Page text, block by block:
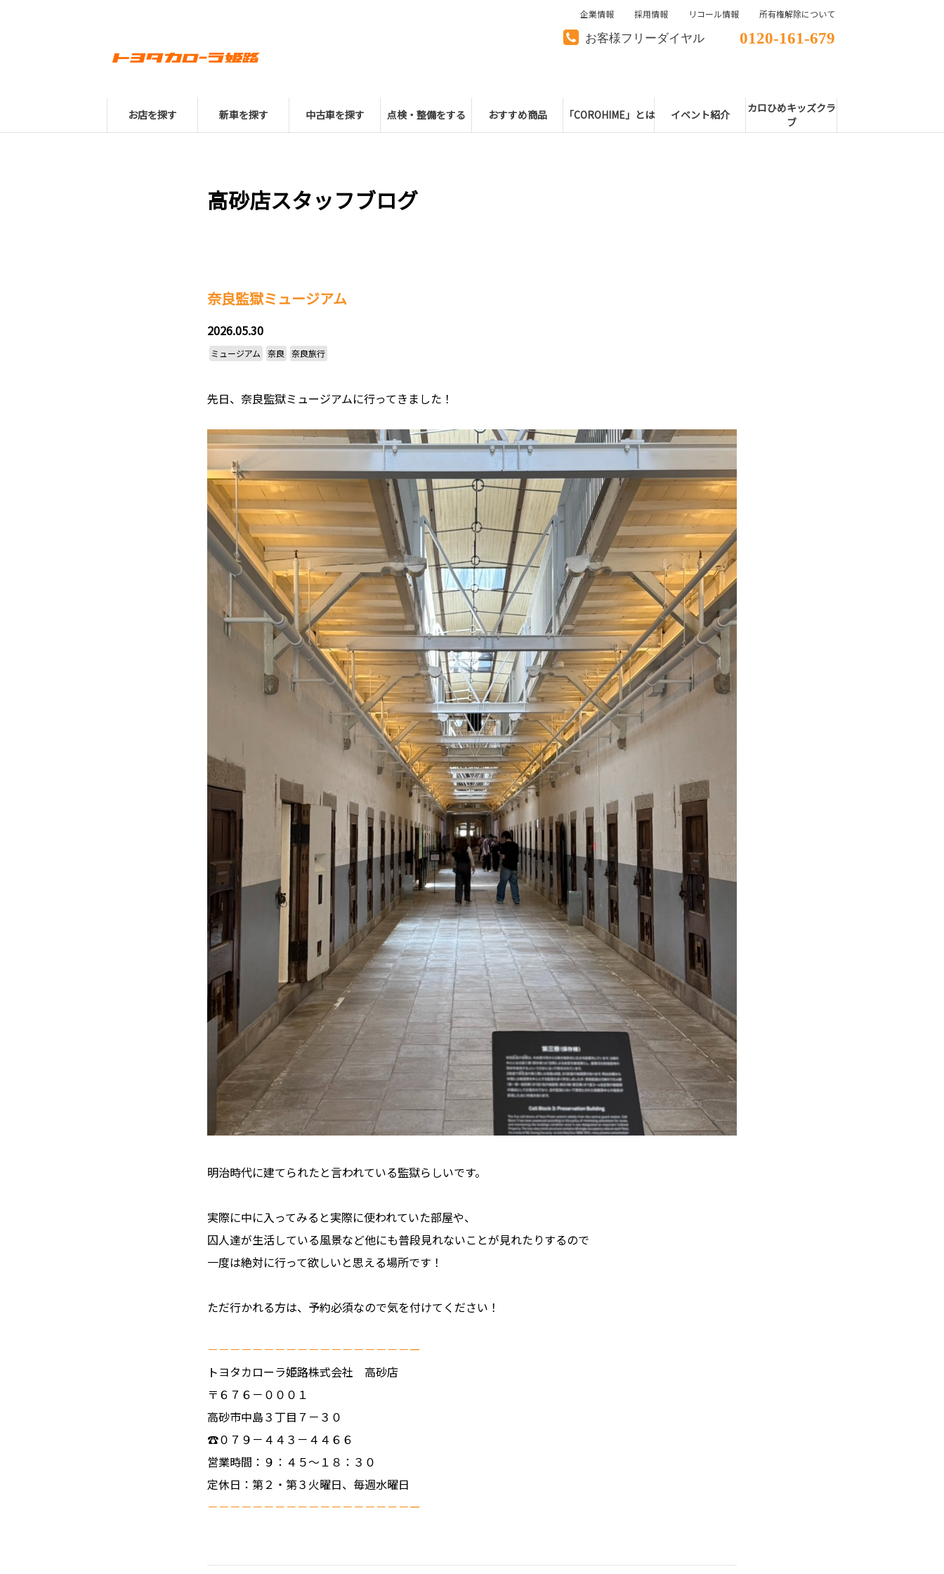
お客様フリーダイヤル 0120-161-679
お店を探す 新車を探す 中古車を探す 点検・整備をする おすすめ商品 「COROHIME」とは イベント紹介
カロひめキッズクラ
ブ
企業情報 採用情報 リコール情報 所有権解除について
高砂店スタッフブログ
奈良監獄ミュージアム
2026.05.30
ミュージアム 奈良 奈良旅行
先日、奈良監獄ミュージアムに行ってきました！
明治時代に建てられたと言われている監獄らしいです。
実際に中に入ってみると実際に使われていた部屋や、
囚人達が生活している風景など他にも普段見れないことが見れたりするので
一度は絶対に行って欲しいと思える場所です！
ただ行かれる方は、予約必須なので気を付けてください！
－－－－－－－－－－－－－－－－－－ー
トヨタカローラ姫路株式会社 高砂店
〒６７６－０００１
高砂市中島３丁目７－３０
☎０７９－４４３－４４６６
営業時間：９：４５～１８：３０
定休日：第２・第３火曜日、毎週水曜日
－－－－－－－－－－－－－－－－－－ー